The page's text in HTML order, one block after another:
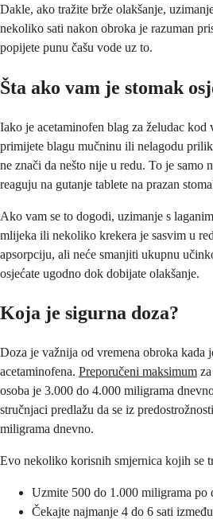
Dakle, ako tražite brže olakšanje,
nekoliko sati nakon obroka je razuman
popijete punu čašu vode uz to.
Šta ako vam je stomak
Iako je acetaminofen blag za želudac
primijete blagu mučninu ili nelagodu
ne znači da nešto nije u redu. To je samo
reaguju na gutanje tablete na prazan
Ako vam se to dogodi, uzimanje s
mlijeka ili nekoliko krekera je sasvim u
apsorpciju, ali neće smanjiti ukupnu
osjećate ugodno dok dobijate olakšanje.
Koja je sigurna doza?
Doza je važnija od vremena obroka kada
acetaminofena. Preporučeni maksimum
osoba je 3.000 do 4.000 miligrama
stručnjaci predlažu da se iz
miligrama dnevno.
Evo nekoliko korisnih smjernica kojih se
Uzmite 500 do 1.000 miligrama po
Čekajte najmanje 4 do 6 sati